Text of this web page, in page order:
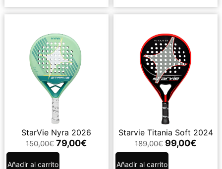
StarVie Nyra 2026
150,00€ 79,00€
Añadir al carrito
Starvie Titania Soft 2024
189,00€ 99,00€
Añadir al carrito